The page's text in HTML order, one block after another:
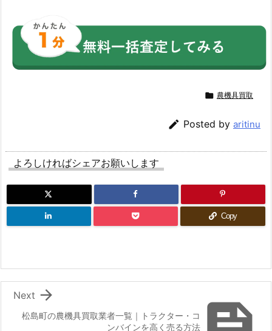
 農機具買取
 Posted by aritinu
よろしければシェアお願いします
Copy
松島町の農機具買取業者一覧｜トラクター・コ
ンバインを高く売る方法

Next